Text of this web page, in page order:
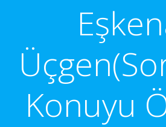
Konuyu